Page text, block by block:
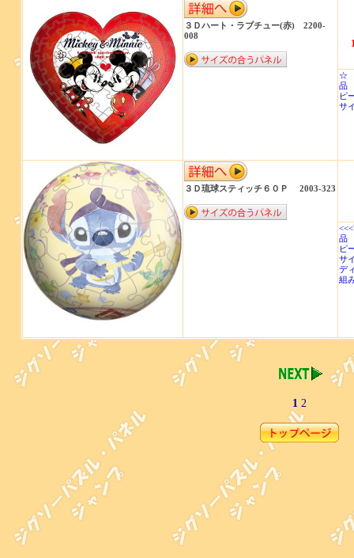
３Ｄハート・ラブチュー(赤) 2200-
008
☆
品
ピ
サ
３Ｄ琉球スティッチ６０Ｐ 2003-323
品
ピ
サ
デ
組
1 2